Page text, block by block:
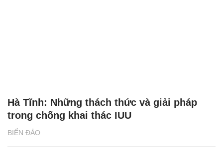
BIỂN ĐẢO
Hà Tĩnh: Những thách thức và giải pháp
trong chống khai thác IUU